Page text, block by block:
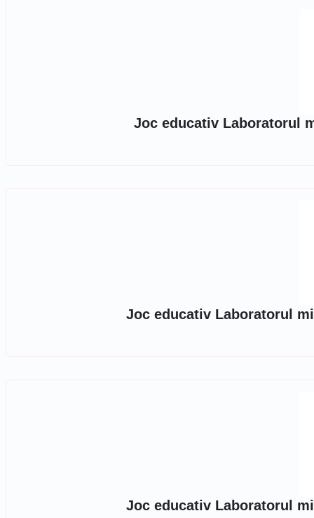
Joc educativ Laboratorul
Joc educativ Laboratorul
Joc educativ Laboratorul